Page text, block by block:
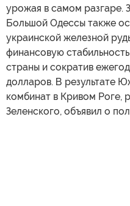
урожая в самом разгаре.
Большой Одессы также
украинской железной
финансовую
страны и сократив
долларов. В результате
комбинат в Кривом Роге,
Зеленского, объявил о